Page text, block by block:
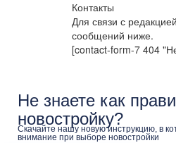
Контакты
Для связи с
сообщений ниже.
[contact-form-7 404
Не знаете как
новостройку?
Скачайте нашу новую инструкцию, в
внимание при выборе новостройки